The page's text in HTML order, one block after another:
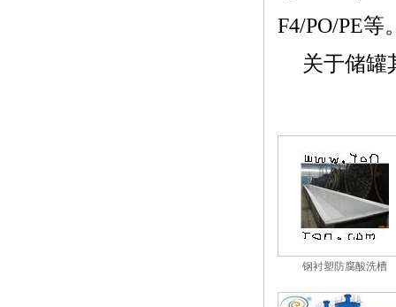
F4/PO/PE等
关于储罐
钢衬塑防腐酸洗槽